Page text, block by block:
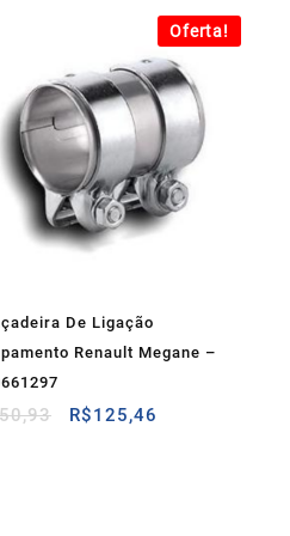
Oferta!
De Ligação
Renault Megane –
O
R$125,46